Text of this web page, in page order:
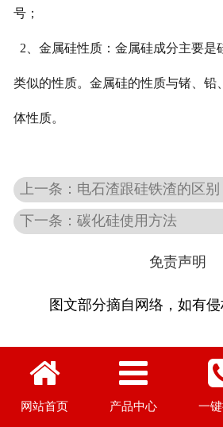
号；
2、金属硅性质：金属硅成分主要是
类似的性质。金属硅的性质与锗、铅
体性质。
上一条：电石渣跟硅铁渣的区别
下一条：碳化硅使用方法
免责声明
图文部分摘自网络，如有
网站首页 产品中心 一